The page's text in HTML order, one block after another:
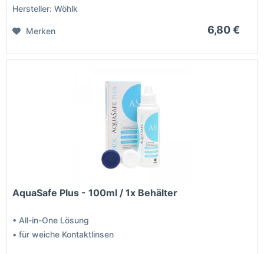
Hersteller: Wöhlk
6,80 €
Merken
AquaSafe Plus - 100ml / 1x Behälter
• All-in-One Lösung
• für weiche Kontaktlinsen